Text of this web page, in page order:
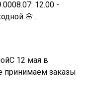
12.00 -
🌸...
12 мая в
принимаем заказы